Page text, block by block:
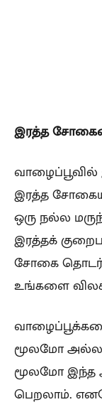
இரத்த
வாழைப்பூவில்
இரத்த
ஒரு நல்ல
இரத்தக்
சோகை
உங்களை
மூலமோ
மூலமோ
பெறலாம்.